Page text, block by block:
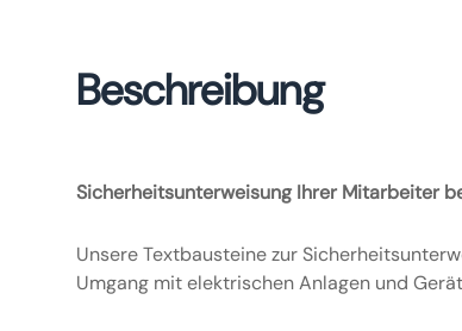
Beschreibung
Sicherheitsunterweisung Ihrer Mitarbeiter
Unsere Textbausteine zur
Umgang mit elektrischen Anlagen und